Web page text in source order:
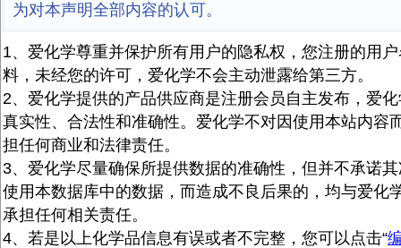
为对本声明全部内容的认可。
1、爱化学尊重并保护所有用户的隐私权，您注册的用
料，未经您的许可，爱化学不会主动泄露给第三方。
2、爱化学提供的产品供应商是注册会员自主发布，爱
真实性、合法性和准确性。爱化学不对因使用本站内容
担任何商业和法律责任。
3、爱化学尽量确保所提供数据的准确性，但并不承诺
使用本数据库中的数据，而造成不良后果的，均与爱化
承担任何相关责任。
4、若是以上化学品信息有误或者不完整，您可以点击“